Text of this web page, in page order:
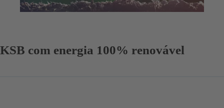
KSB com energia 100% renovável